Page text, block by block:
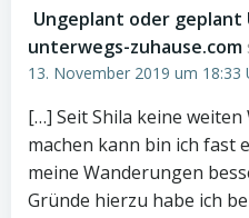
Ungeplant oder geplant
unterwegs-zuhause.com
13. November 2019 um 18:33
[…] Seit Shila keine
machen kann bin ich fast
meine Wanderungen
Gründe hierzu habe ich